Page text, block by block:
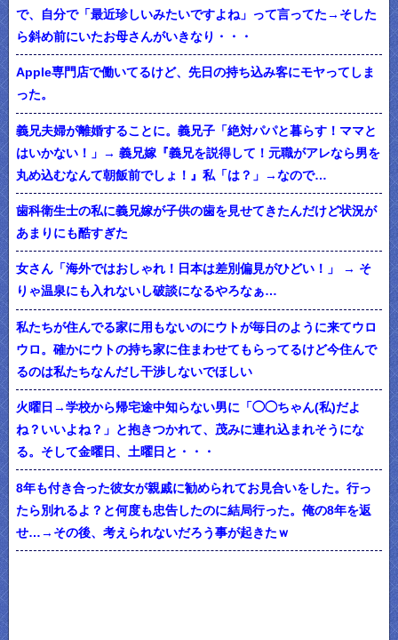
で、自分で「最近珍しいみたいですよね」って言ってた→そした
ら斜め前にいたお母さんがいきなり・・・
Apple専門店で働いてるけど、先日の持ち込み客にモヤってしま
った。
義兄夫婦が離婚することに。義兄子「絶対パパと暮らす！ママと
はいかない！」→ 義兄嫁『義兄を説得して！元職がアレなら男を
丸め込むなんて朝飯前でしょ！』私「は？」→なので…
歯科衛生士の私に義兄嫁が子供の歯を見せてきたんだけど状況が
あまりにも酷すぎた
女さん「海外ではおしゃれ！日本は差別偏見がひどい！」 → そ
りゃ温泉にも入れないし破談になるやろなぁ…
私たちが住んでる家に用もないのにウトが毎日のように来てウロ
ウロ。確かにウトの持ち家に住まわせてもらってるけど今住んで
るのは私たちなんだし干渉しないでほしい
火曜日→学校から帰宅途中知らない男に「◯◯ちゃん(私)だよ
ね？いいよね？」と抱きつかれて、茂みに連れ込まれそうにな
る。そして金曜日、土曜日と・・・
8年も付き合った彼女が親戚に勧められてお見合いをした。行っ
たら別れるよ？と何度も忠告したのに結局行った。俺の8年を返
せ…→その後、考えられないだろう事が起きたｗ